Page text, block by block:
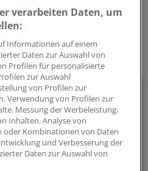
/ Sterbehilfe
Sie hinter das tägliche
Mit Analysen,
auf Themen, die die Agenda
verarbeiten Daten, um
Informationen auf einem
Daten zur Auswahl von
Profilen für personalisierte
zur Auswahl
von Profilen zur
Verwendung von Profilen zur
Messung der Werbeleistung.
Inhalten. Analyse von
oder Kombinationen von Daten
und Verbesserung der
Daten zur Auswahl von